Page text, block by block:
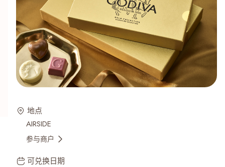
地点
AIRSIDE
参与商户
可兑换日期